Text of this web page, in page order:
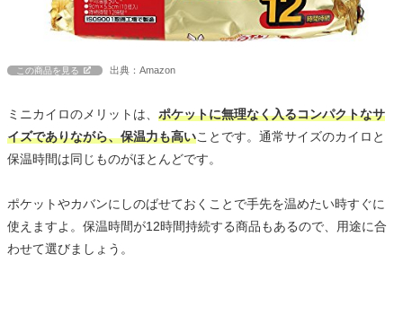
この商品を見る 出典：Amazon
ミニカイロのメリットは、 ポケットに無理なく入るコンパクトなサ
イズでありながら、保温力も高いことです。通常サイズのカイロと
保温時間は同じものがほとんどです。
ポケットやカバンにしのばせておくことで手先を温めたい時すぐに
使えますよ。保温時間が12時間持続する商品もあるので、用途に合
わせて選びましょう。